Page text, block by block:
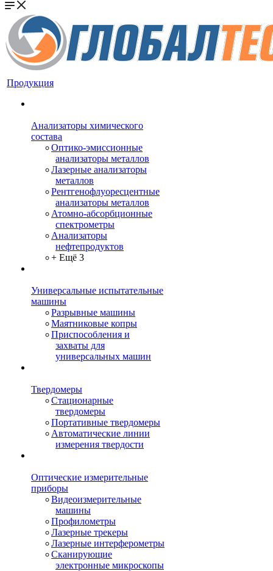
Продукция
Анализаторы химического
состава
Оптико-эмиссионные
анализаторы металлов
Лазерные анализаторы
металлов
Рентгенофлуоресцентные
анализаторы металлов
Атомно-абсорбционные
спектрометры
Анализаторы
нефтепродуктов
+ Ещё 3
Универсальные испытательные
машины
Разрывные машины
Маятниковые копры
Приспособления и
захваты для
универсальных машин
Твердомеры
Стационарные
твердомеры
Портативные твердомеры
Автоматические линии
измерения твердости
Оптические измерительные
приборы
Видеоизмерительные
машины
Профилометры
Лазерные трекеры
Лазерные интерферометры
Сканирующие
электронные микроскопы